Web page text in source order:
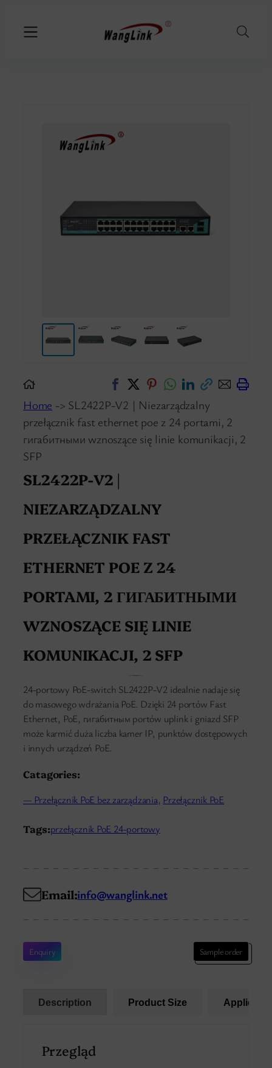
Home -> SL2422P-V2 | Niezarządzalny
przełącznik fast ethernet poe z 24 portami, 2
гигабитными wznoszące się linie komunikacji, 2
SFP
SL2422P-V2 |
NIEZARZĄDZALNY
PRZEŁĄCZNIK FAST
ETHERNET POE Z 24
PORTAMI, 2 ГИГАБИТНЫМИ
WZNOSZĄCE SIĘ LINIE
KOMUNIKACJI, 2 SFP
24-portowy PoE-switch SL2422P-V2 idealnie nadaje się
do masowego wdrażania PoE. Dzięki 24 portów Fast
Ethernet, PoE, гигабитным portów uplink i gniazd SFP
może karmić duża liczba kamer IP, punktów dostępowych
i innych urządzeń PoE.
Catagories:
— Przełącznik PoE bez zarządzania, Przełącznik PoE
Tags:przełącznik PoE 24-portowy
Email:info@wanglink.net
Enquiry Sample order
Description Product Size
Przegląd